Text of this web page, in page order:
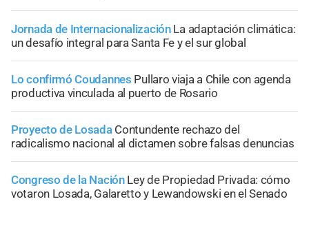
Jornada de Internacionalización La adaptación climática:
un desafío integral para Santa Fe y el sur global
Lo confirmó Coudannes Pullaro viaja a Chile con agenda
productiva vinculada al puerto de Rosario
Proyecto de Losada Contundente rechazo del
radicalismo nacional al dictamen sobre falsas denuncias
Congreso de la Nación Ley de Propiedad Privada: cómo
votaron Losada, Galaretto y Lewandowski en el Senado